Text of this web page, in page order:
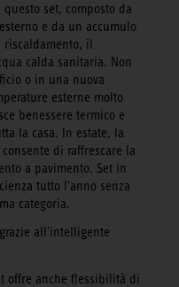
set, composto da
e da un accumulo
il
calda sanitaria. Non
o in una nuova
esterne molto
benessere termico e
la casa. In estate, la
di raffrescare la
a pavimento. Set in
tutto l'anno senza
categoria.
all'intelligente
offre anche flessibilità di